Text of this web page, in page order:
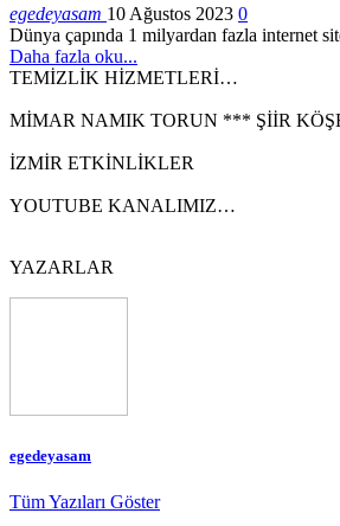
egedeyasam 10 Ağustos 2023 0
Dünya çapında 1 milyardan fazla internet
Daha fazla oku...
TEMİZLİK HİZMETLERİ…
MİMAR NAMIK TORUN *** ŞİİR
İZMİR ETKİNLİKLER
YOUTUBE KANALIMIZ…
YAZARLAR
egedeyasam
Tüm Yazıları Göster